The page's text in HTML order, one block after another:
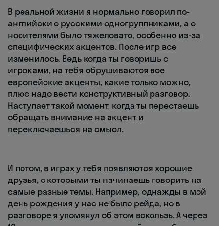
В реальной жизни я нормально говорил по-
английски с русскими одногруппниками, а с
носителями было тяжеловато, особенно из-за
специфических акцентов. После игр все
изменилось. Ведь когда ты говоришь с
игроками, на тебя обрушиваются все
европейские акценты, какие только можно,
плюс надо вести конструктивный разговор.
Наступает такой момент, когда ты перестаешь
обращать внимание на акцент и
переключаешься на смысл.
И потом, в играх у тебя появляются хорошие
друзья, с которыми ты начинаешь говорить на
самые разные темы. Например, однажды в мой
день рождения у нас не было рейда, но в
разговоре я упомянул об этом вскользь. А через